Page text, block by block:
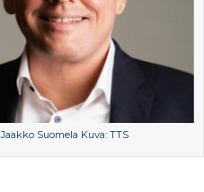
Jaakko Suomela Kuva: TTS